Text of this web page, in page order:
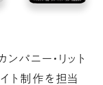
パニー・リット
ト制作を担当